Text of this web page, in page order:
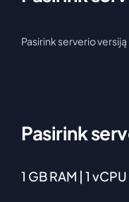
Pasirink serverio
Pasirink
1 GB RAM | 1